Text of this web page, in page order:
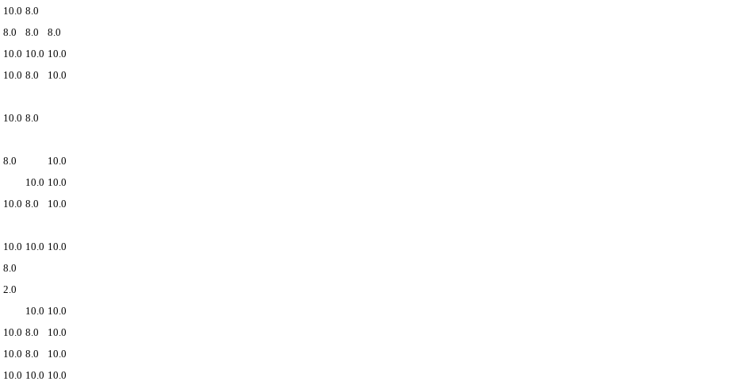
10.0 8.0
8.0 8.0
8.0
10.0 10.0 10.0
10.0 8.0
10.0
10.0 8.0
8.0
10.0
10.0 10.0
10.0 8.0
10.0
10.0 10.0 10.0
8.0
2.0
10.0 10.0
10.0 8.0
10.0
10.0 8.0
10.0
10.0 10.0 10.0